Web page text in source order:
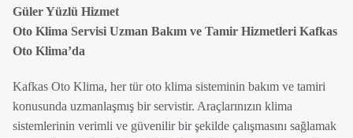
Güler Yüzlü Hizmet
Oto Klima Servisi Uzman Bakım ve Tamir Hizmetleri Kafkas
Oto Klima’da
Kafkas Oto Klima, her tür oto klima sisteminin bakım ve tamiri
konusunda uzmanlaşmış bir servistir. Araçlarınızın klima
sistemlerinin verimli ve güvenilir bir şekilde çalışmasını sağlamak